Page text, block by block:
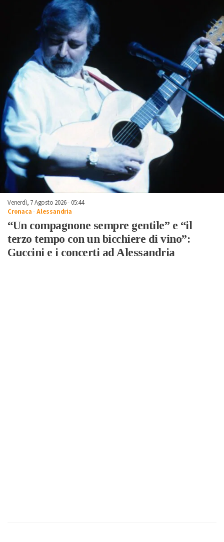
Venerdì, 7 Agosto 2026 - 05:44
Cronaca-Alessandria
“Un compagnone sempre gentile” e “il
terzo tempo con un bicchiere di vino”:
Guccini e i concerti ad Alessandria